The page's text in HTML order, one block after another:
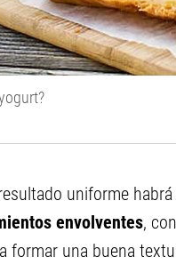
uniforme
envolventes,
formar una buena